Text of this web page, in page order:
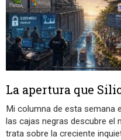
La apertura que
Mi columna de esta semana
las cajas negras descubre el
trata sobre la creciente